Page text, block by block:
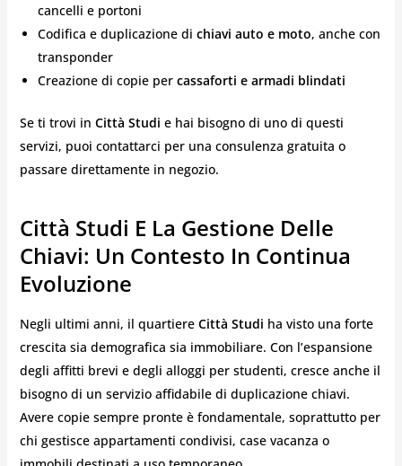
cancelli e portoni
Codifica e duplicazione di chiavi auto e moto, anche con
transponder
Creazione di copie per cassaforti e armadi blindati
Se ti trovi in Città Studi e hai bisogno di uno di questi
servizi, puoi contattarci per una consulenza gratuita o
passare direttamente in negozio.
Città Studi E La Gestione Delle
Chiavi: Un Contesto In Continua
Evoluzione
Negli ultimi anni, il quartiere Città Studi ha visto una forte
crescita sia demografica sia immobiliare. Con l’espansione
degli affitti brevi e degli alloggi per studenti, cresce anche il
bisogno di un servizio affidabile di duplicazione chiavi.
Avere copie sempre pronte è fondamentale, soprattutto per
chi gestisce appartamenti condivisi, case vacanza o